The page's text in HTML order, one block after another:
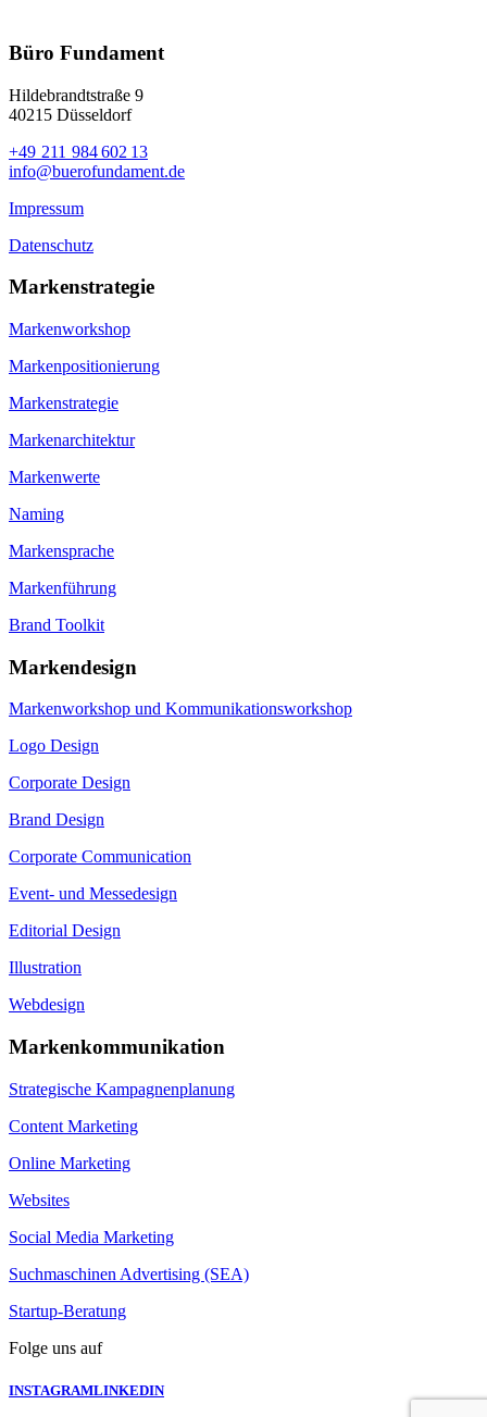
Büro Fundament
Hildebrandtstraße 9
40215 Düsseldorf
+49 211 984 602 13
info@buerofundament.de
Impressum
Datenschutz
Markenstrategie
Markenworkshop
Markenpositionierung
Markenstrategie
Markenarchitektur
Markenwerte
Naming
Markensprache
Markenführung
Brand Toolkit
Markendesign
Markenworkshop und Kommunikationsworkshop
Logo Design
Corporate Design
Brand Design
Corporate Communication
Event- und Messedesign
Editorial Design
Illustration
Webdesign
Markenkommunikation
Strategische Kampagnenplanung
Content Marketing
Online Marketing
Websites
Social Media Marketing
Suchmaschinen Advertising (SEA)
Startup-Beratung
Folge uns auf
INSTAGRAMLINKEDIN